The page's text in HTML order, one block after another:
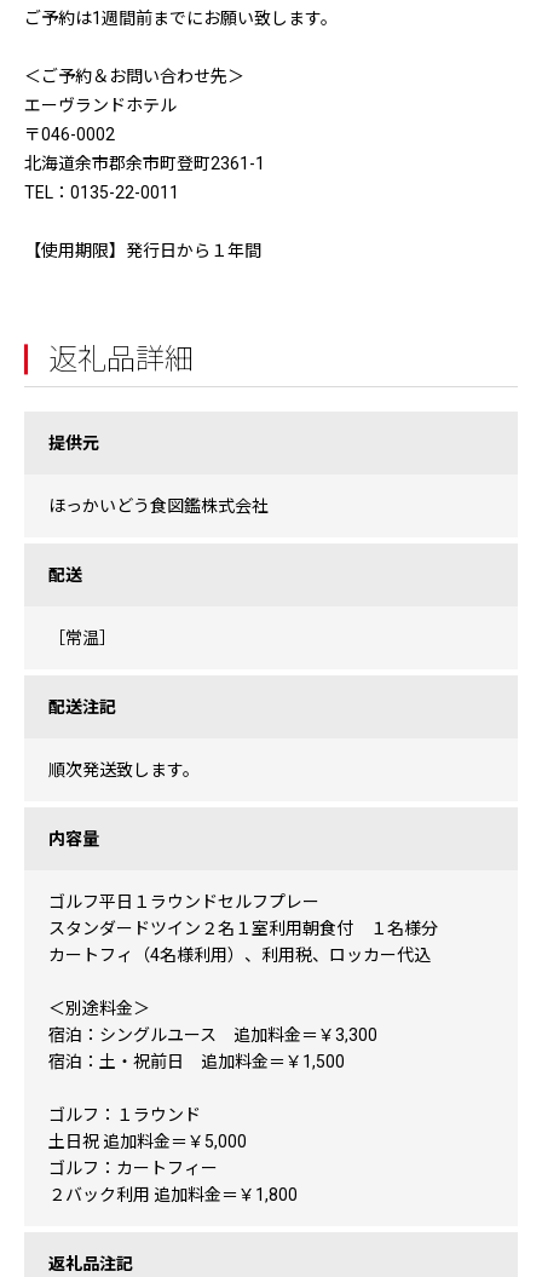
ご予約は1週間前までにお願い致します。
＜ご予約＆お問い合わせ先＞
エーヴランドホテル
〒046-0002
北海道余市郡余市町登町2361-1
TEL：0135-22-0011
【使用期限】発行日から１年間
返礼品詳細
提供元
ほっかいどう食図鑑株式会社
配送
［常温］
配送注記
順次発送致します。
内容量
ゴルフ平日１ラウンドセルフプレー
スタンダードツイン２名１室利用朝食付 １名様分
カートフィ（4名様利用）、利用税、ロッカー代込
＜別途料金＞
宿泊：シングルユース 追加料金＝￥3,300
宿泊：土・祝前日 追加料金＝￥1,500
ゴルフ：１ラウンド
土日祝 追加料金＝￥5,000
ゴルフ：カートフィー
２バック利用 追加料金＝￥1,800
返礼品注記